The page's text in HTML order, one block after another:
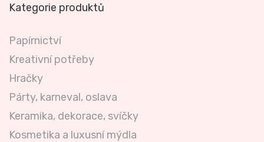
Kategorie produktů
Papírnictví
Kreativní potřeby
Hračky
Párty, karneval, oslava
Keramika, dekorace, svíčky
Kosmetika a luxusní mýdla